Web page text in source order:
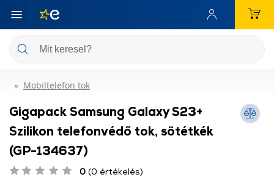
Mobiltelefon tok
Gigapack Samsung Galaxy S23+
Szilikon telefonvédő tok, sötétkék
(GP-134637)
0 (0 értékelés)